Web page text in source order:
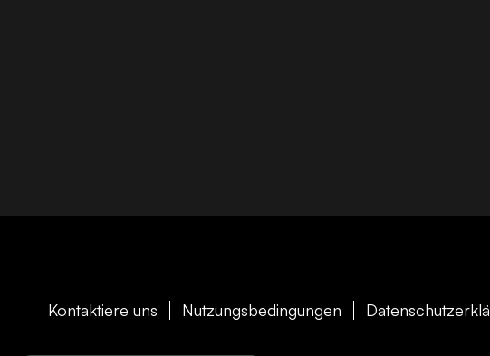
Kontaktiere uns Nutzungsbedingungen